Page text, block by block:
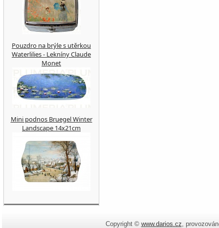
Pouzdro na brýle s utěrkou
Waterlilies - Lekníny Claude
Monet
Mini podnos Bruegel Winter
Landscape 14x21cm
Copyright © www.darios.cz,